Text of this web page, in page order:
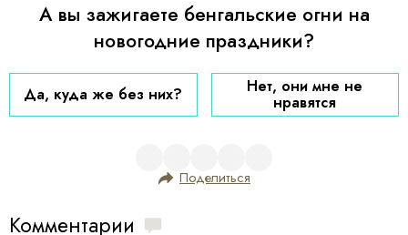
А вы зажигаете бенгальские огни на
новогодние праздники?
Да, куда же без них? Нет, они мне не
нравятся
Поделиться
Комментарии